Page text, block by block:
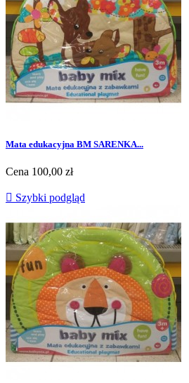
Mata edukacyjna BM SARENKA...
Cena 100,00 zł
 Szybki podgląd